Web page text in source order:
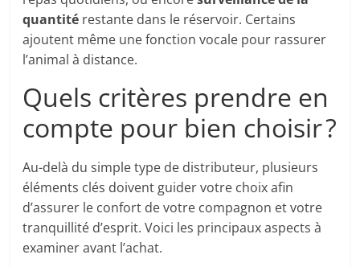
quantité restante dans le réservoir. Certains
ajoutent même une fonction vocale pour rassurer
l’animal à distance.
Quels critères prendre en
compte pour bien choisir ?
Au-delà du simple type de distributeur, plusieurs
éléments clés doivent guider votre choix afin
d’assurer le confort de votre compagnon et votre
tranquillité d’esprit. Voici les principaux aspects à
examiner avant l’achat.